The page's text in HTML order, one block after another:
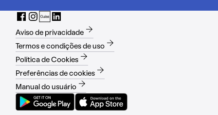
Aviso de privacidade
Termos e condições de uso
Política de Cookies
Preferências de cookies
Manual do usuário